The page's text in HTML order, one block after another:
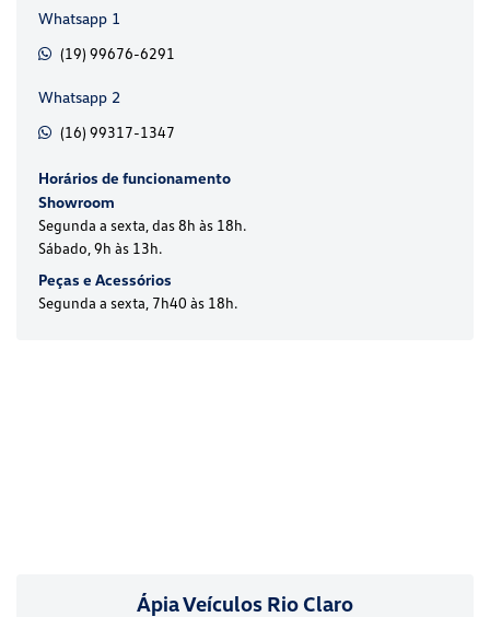
Whatsapp 1
(19) 99676-6291
Whatsapp 2
(16) 99317-1347
Horários de funcionamento
Showroom
Segunda a sexta, das 8h às 18h.
Sábado, 9h às 13h.
Peças e Acessórios
Segunda a sexta, 7h40 às 18h.
Ápia Veículos Rio Claro